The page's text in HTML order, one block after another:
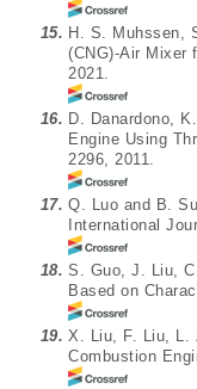
15. H. S. Muhssen,
(CNG)-Air Mixer
2021.
16. D. Danardono,
Engine Using
2296, 2011.
17. Q. Luo and B.
International
18. S. Guo, J. Liu,
Based on
19. X. Liu, F. Liu, L.
Combustion